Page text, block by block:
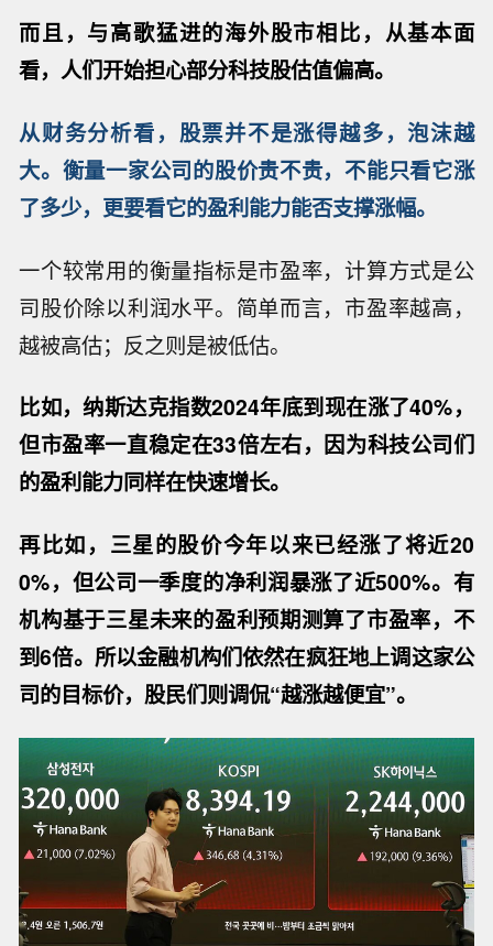
而且，与高歌猛进的海外股市相比，从基本面
看，人们开始担心部分科技股估值偏高。
从财务分析看，股票并不是涨得越多，泡沫越
大。衡量一家公司的股价贵不贵，不能只看它涨
了多少，更要看它的盈利能力能否支撑涨幅。
一个较常用的衡量指标是市盈率，计算方式是公
司股价除以利润水平。简单而言，市盈率越高，
越被高估；反之则是被低估。
比如，纳斯达克指数2024年底到现在涨了40%，
但市盈率一直稳定在33倍左右，因为科技公司们
的盈利能力同样在快速增长。
再比如，三星的股价今年以来已经涨了将近20
0%，但公司一季度的净利润暴涨了近500%。有
机构基于三星未来的盈利预期测算了市盈率，不
到6倍。所以金融机构们依然在疯狂地上调这家公
司的目标价，股民们则调侃“越涨越便宜”。